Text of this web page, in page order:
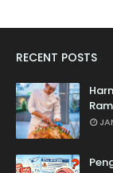
RECENT POSTS